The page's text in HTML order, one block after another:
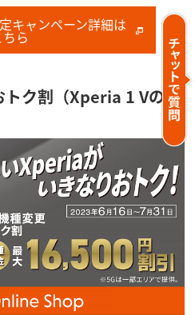
キャンペーン詳細は
ら
トク割（Xperia 1 Vの場